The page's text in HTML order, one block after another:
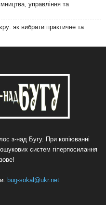
управління та
як вибрати практичне та
з-над Бугу. При копіюванні
систем гіперпосилання
bug-sokal@ukr.net